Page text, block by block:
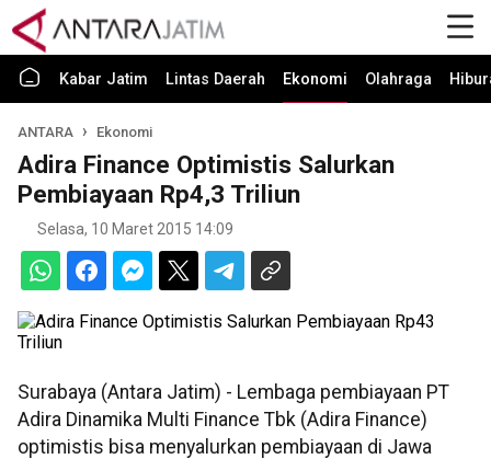
Kabar Jatim Lintas Daerah Ekonomi Olahraga
ANTARA Ekonomi
Adira Finance Optimistis Salurkan
Pembiayaan Rp4,3 Triliun
Selasa, 10 Maret 2015 14:09
Surabaya (Antara Jatim) - Lembaga pembiayaan PT
Adira Dinamika Multi Finance Tbk (Adira Finance)
optimistis bisa menyalurkan pembiayaan di Jawa